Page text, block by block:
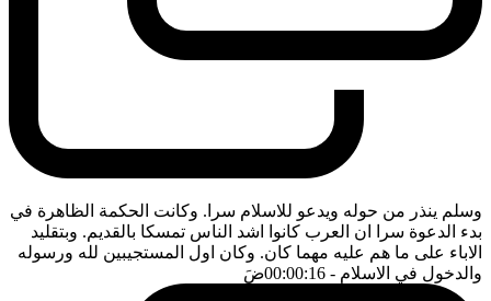
وسلم ينذر من حوله ويدعو للاسلام سرا. وكانت الحكمة الظاهرة في
بدء الدعوة سرا ان العرب كانوا اشد الناس تمسكا بالقديم. وبتقليد
الاباء على ما هم عليه مهما كان. وكان اول المستجيبين لله ورسوله
والدخول في الاسلام - 00:00:16 ضَ